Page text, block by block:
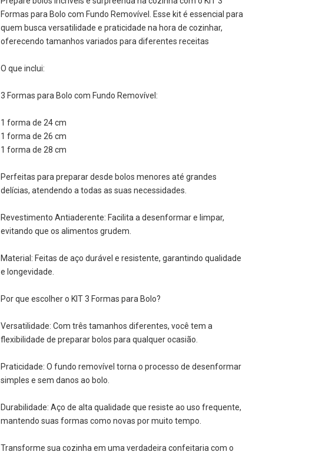
Formas para Bolo com Fundo Removível. Esse kit é essencial para
quem busca versatilidade e praticidade na hora de cozinhar,
oferecendo tamanhos variados para diferentes receitas
O que inclui:
3 Formas para Bolo com Fundo Removível:
1 forma de 24 cm
1 forma de 26 cm
1 forma de 28 cm
Perfeitas para preparar desde bolos menores até grandes
delícias, atendendo a todas as suas necessidades.
Revestimento Antiaderente: Facilita a desenformar e limpar,
evitando que os alimentos grudem.
Material: Feitas de aço durável e resistente, garantindo qualidade
e longevidade.
Por que escolher o KIT 3 Formas para Bolo?
Versatilidade: Com três tamanhos diferentes, você tem a
flexibilidade de preparar bolos para qualquer ocasião.
Praticidade: O fundo removível torna o processo de desenformar
simples e sem danos ao bolo.
Durabilidade: Aço de alta qualidade que resiste ao uso frequente,
mantendo suas formas como novas por muito tempo.
Transforme sua cozinha em uma verdadeira confeitaria com o